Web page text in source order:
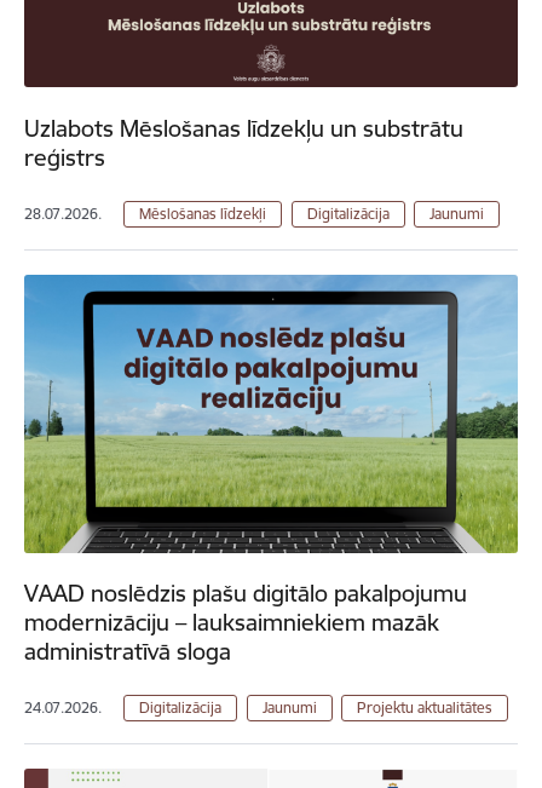
Uzlabots Mēslošanas līdzekļu un substrātu
reģistrs
28.07.2026. Mēslošanas līdzekļi Digitalizācija Jaunumi
VAAD noslēdzis plašu digitālo pakalpojumu
modernizāciju – lauksaimniekiem mazāk
administratīvā sloga
24.07.2026. Digitalizācija Jaunumi Projektu aktualitātes